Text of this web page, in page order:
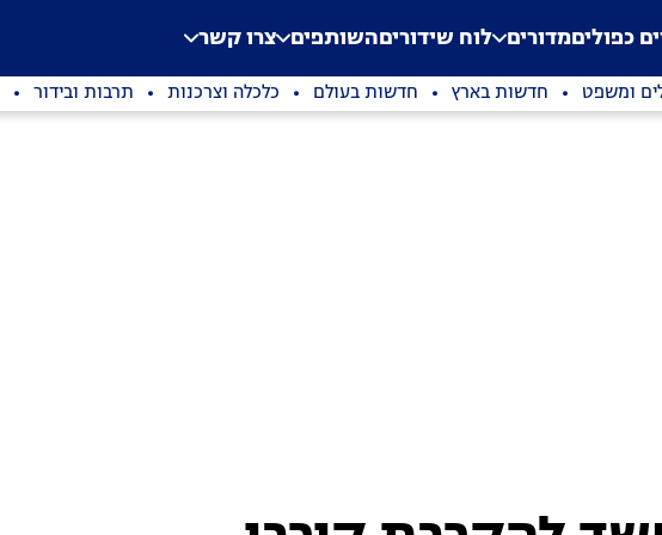
Application error: a
. כפוליםמדורים לוח שידוריםהשותפים צרו קשר
ומשפט חדשות בארץ חדשות בעולם כלכלה וצרכנות תרבות ובידור